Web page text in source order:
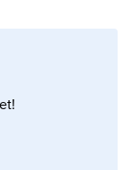
tät och
också
fram